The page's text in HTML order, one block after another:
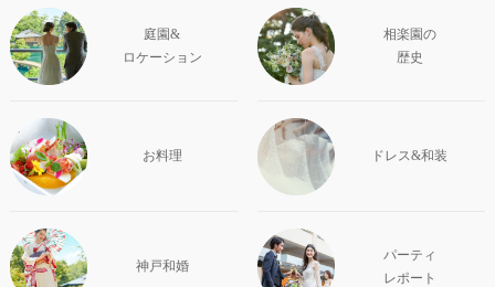
庭園&
ロケーション
相楽園の
歴史
お料理 ドレス&和装
神戸和婚
パーティ
レポート